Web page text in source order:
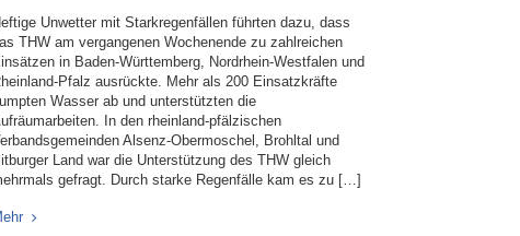
Unwetter mit Starkregenfällen führten dazu, dass
THW am vergangenen Wochenende zu zahlreichen
in Baden-Württemberg, Nordrhein-Westfalen und
Pfalz ausrückte. Mehr als 200 Einsatzkräfte
Wasser ab und unterstützten die
In den rheinland-pfälzischen
Alsenz-Obermoschel, Brohltal und
Land war die Unterstützung des THW gleich
gefragt. Durch starke Regenfälle kam es zu […]